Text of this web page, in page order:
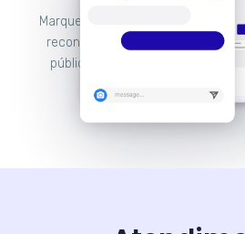
Marque presença no Instagram e
reconhecida pela experiência
público através de um